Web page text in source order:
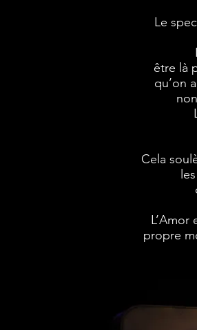
Le
être là
qu’on
Cela
propre